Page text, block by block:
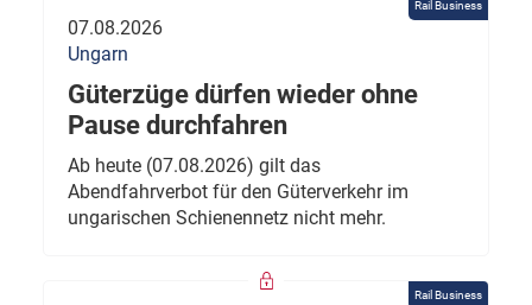
Rail Business
07.08.2026
Ungarn
Güterzüge dürfen wieder ohne
Pause durchfahren
Ab heute (07.08.2026) gilt das
Abendfahrverbot für den Güterverkehr im
ungarischen Schienennetz nicht mehr.
Rail Business